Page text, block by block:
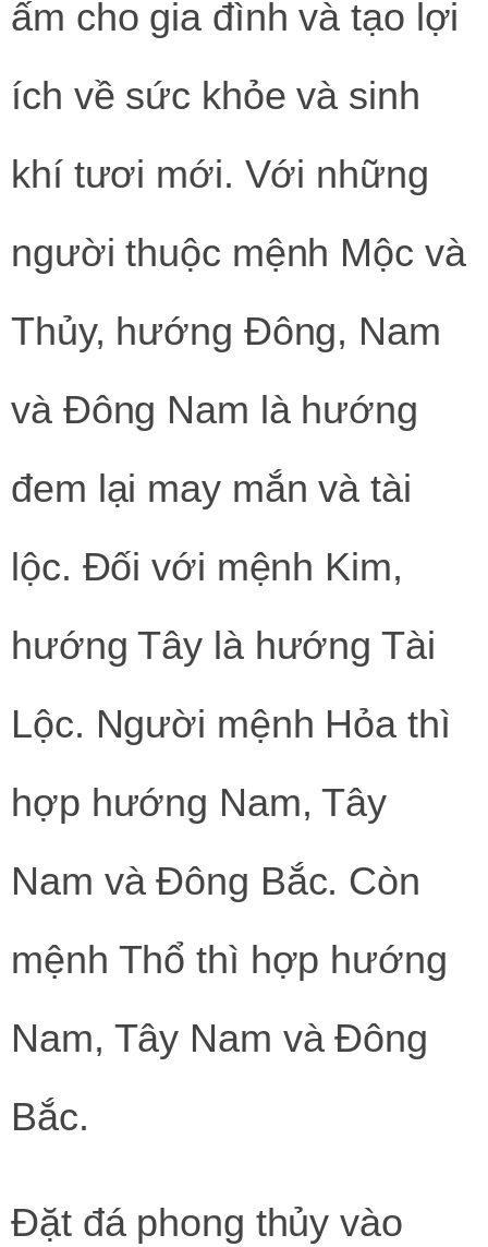
ấm cho gia đình và tạo lợi
ích về sức khỏe và sinh
khí tươi mới. Với những
người thuộc mệnh Mộc và
Thủy, hướng Đông, Nam
và Đông Nam là hướng
đem lại may mắn và tài
lộc. Đối với mệnh Kim,
hướng Tây là hướng Tài
Lộc. Người mệnh Hỏa thì
hợp hướng Nam, Tây
Nam và Đông Bắc. Còn
mệnh Thổ thì hợp hướng
Nam, Tây Nam và Đông
Bắc.
Đặt đá phong thủy vào